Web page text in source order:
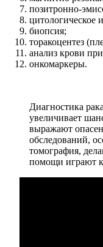
позитронно-
цитологическое
биопсия;
торакоцентез
анализ крови
онкомаркеры.
Диагностика
увеличивает
выражают
обследований,
томография,
помощи играют